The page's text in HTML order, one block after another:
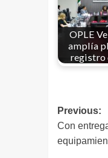
OPLE
amplía
registro
Previous:
Con